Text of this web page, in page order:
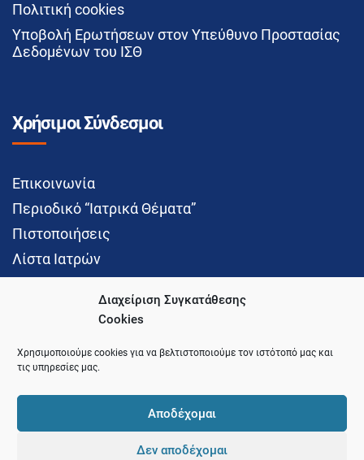
Διαχείριση Συγκατάθεσης
Cookies
Χρησιμοποιούμε cookies για να βελτιστοποιούμε τον ιστότοπό μας και
τις υπηρεσίες μας.
Αποδέχομαι
Δεν αποδέχομαι
Πολιτική cookies
Υποβολή Ερωτήσεων στον Υπεύθυνο Προστασίας
Δεδομένων του ΙΣΘ
Χρήσιμοι Σύνδεσμοι
Επικοινωνία
Περιοδικό “Ιατρικά Θέματα”
Πιστοποιήσεις
Λίστα Ιατρών
Social Media